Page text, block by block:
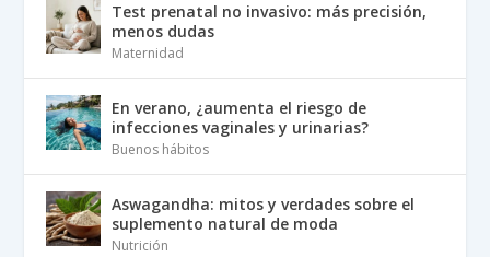
Test prenatal no invasivo: más precisión,
menos dudas
Maternidad
En verano, ¿aumenta el riesgo de
infecciones vaginales y urinarias?
Buenos hábitos
Aswagandha: mitos y verdades sobre el
suplemento natural de moda
Nutrición